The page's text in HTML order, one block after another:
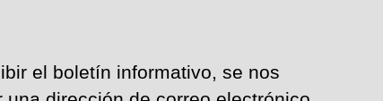
el boletín informativo, se nos